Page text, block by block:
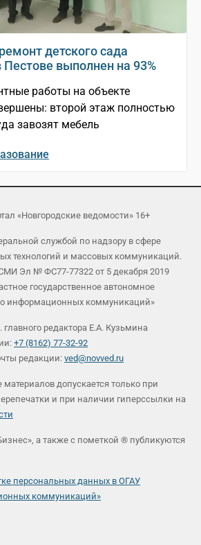
детского сада
выполнен на 93%
работы на объекте
второй этаж полностью
завозят мебель
«Новгородские ведомости» 16+
службой по надзору в сфере
технологий и массовых коммуникаций.
Эл № ФС77-77322 от 5 декабря 2019
государственное автономное
информационных коммуникаций»
редактора Е.А. Кузьмина
+7 (8162) 77-32-92
редакции: ved@novved.ru
допускается только при
и при наличии гиперссылки на
а также с пометкой ® публикуются
персональных данных в ОГАУ
коммуникаций»